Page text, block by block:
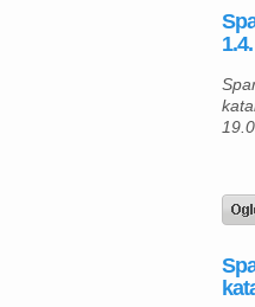
zdaj
1.4.